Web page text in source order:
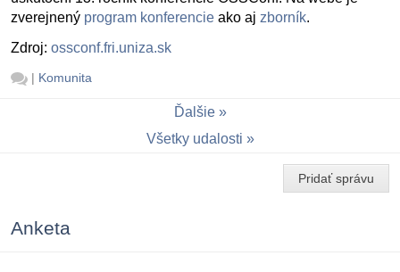
zverejnený program konferencie ako aj zborník.
Zdroj: ossconf.fri.uniza.sk
| Komunita
Ďalšie
Všetky udalosti
Pridať správu
Anketa